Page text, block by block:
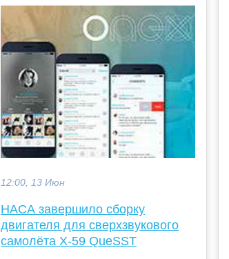
12:00, 13 Июн
НАСА завершило сборку
двигателя для сверхзвукового
самолёта X-59 QueSST